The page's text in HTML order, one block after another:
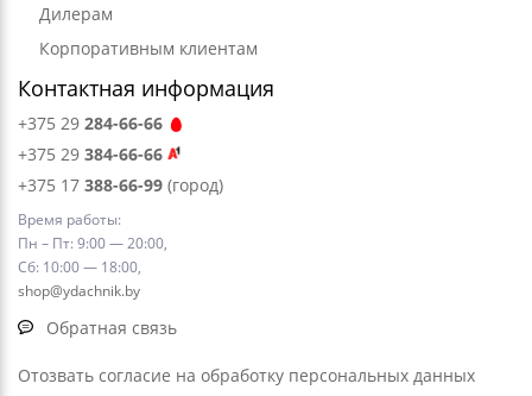
Дилерам
Корпоративным клиентам
Контактная информация
+375 29 284-66-66
+375 29 384-66-66
+375 17 388-66-99 (город)
Время работы:
Пн – Пт: 9:00 — 20:00,
Сб: 10:00 — 18:00,
shop@ydachnik.by
Обратная связь
Отозвать согласие на обработку персональных данных